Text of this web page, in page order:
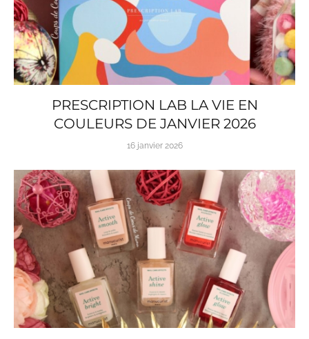
PRESCRIPTION LAB LA VIE EN
COULEURS DE JANVIER 2026
16 janvier 2026